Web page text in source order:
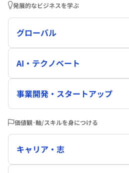
発展的なビジネスを学ぶ
グローバル
AI・テクノベート
事業開発・スタートアップ
価値観･軸/スキルを身につける
キャリア・志